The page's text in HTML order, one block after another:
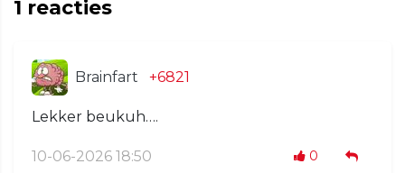
1 reacties
Brainfart +6821
Lekker beukuh….
10-06-2026 18:50 0